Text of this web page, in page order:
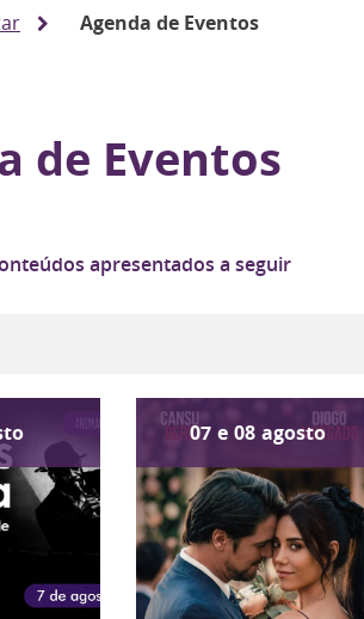
Agenda de Eventos
de Eventos
apresentados a seguir
07 e 08 agosto